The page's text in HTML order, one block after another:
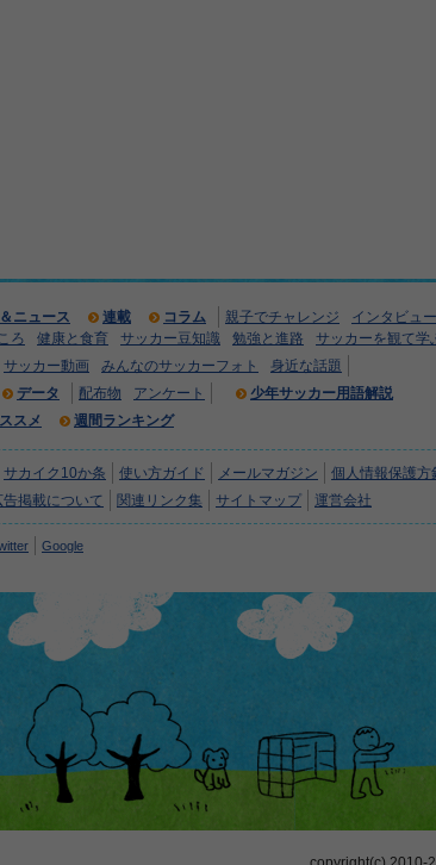
ニュース 連載 コラム 親子でチャレンジ インタビュー
ろ 健康と食育 サッカー豆知識 勉強と進路
サッカーを観て学
サッカー動画 みんなのサッカーフォト
身近な話題
データ 配布物 アンケート
少年サッカー用語解説
スメ
週間ランキング
サカイク10か条 使い方ガイド メールマガジン 個人情報保護方
告掲載について 関連リンク集 サイトマップ 運営会社
Google